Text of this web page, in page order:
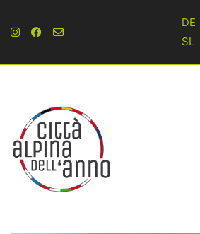
DE
SL